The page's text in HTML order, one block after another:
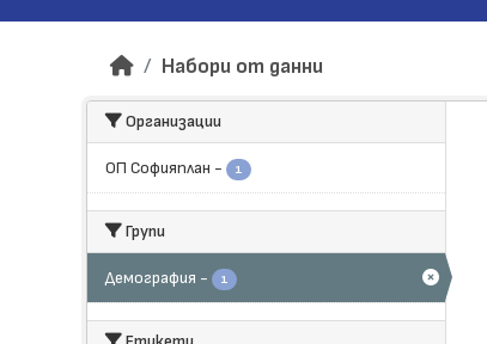
Набори от данни
Организации
ОП Софияплан - 1
Групи
Демография - 1